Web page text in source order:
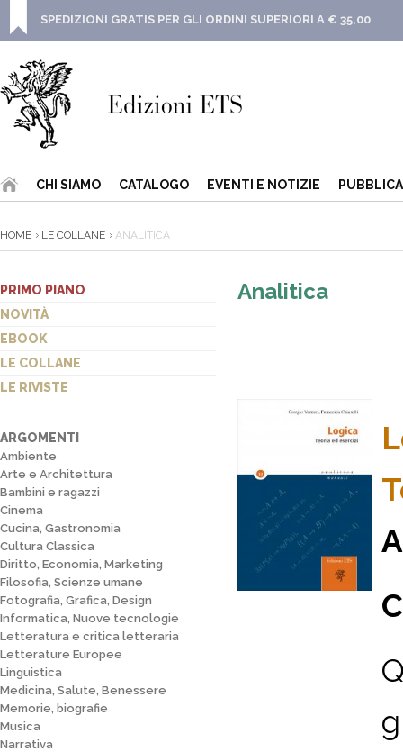
SPEDIZIONI GRATIS PER GLI ORDINI SUPERIORI A € 35,00
CHI SIAMO CATALOGO EVENTI E NOTIZIE
HOME LE COLLANE ANALITICA
PRIMO PIANO
NOVITÀ
EBOOK
LE COLLANE
LE RIVISTE
ARGOMENTI
Ambiente
Arte e Architettura
Bambini e ragazzi
Cinema
Cucina, Gastronomia
Cultura Classica
Diritto, Economia, Marketing
Filosofia, Scienze umane
Fotografia, Grafica, Design
Informatica, Nuove tecnologie
Letteratura e critica letteraria
Letterature Europee
Linguistica
Medicina, Salute, Benessere
Memorie, biografie
Musica
Narrativa
Analitica